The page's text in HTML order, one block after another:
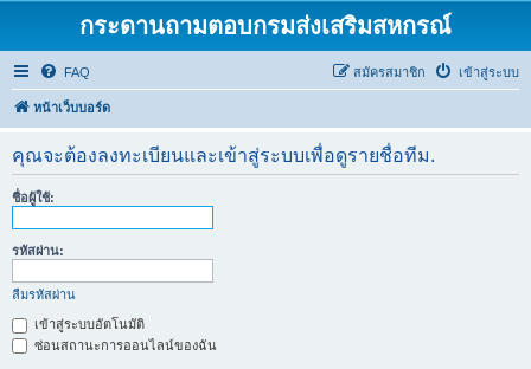
กระดานถามตอบกรมส่งเสริมสหกรณ์
FAQ เข้าสู่ระบบ
สมัครสมาชิก
หน้าเว็บบอร์ด
คุณจะต้องลงทะเบียนและเข้าสู่ระบบเพื่อดูรายชื่อทีม.
ชื่อผู้ใช้:
รหัสผ่าน:
ลืมรหัสผ่าน
เข้าสู่ระบบอัตโนมัติ
ซ่อนสถานะการออนไลน์ของฉัน